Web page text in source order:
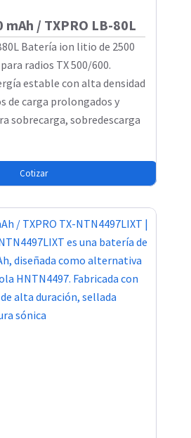
/ TXPRO LB-80L
Batería ion litio de 2500
radios TX 500/600.
estable con alta densidad
de carga prolongados y
sobrecarga, sobredescarga
Cotizar